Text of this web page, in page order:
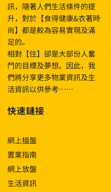
訊，隨著人們生活條件的提
升，對於【食得健康&衣著時
尚】都是較為容易實現及滿
足的。
相對【住】卻是大部份人奮
鬥的目標及夢想。因此，我
們將分享更多物業資訊及生
活資訊以供參考……
快速鏈接
網上搵盤
置業指南
網上放盤
生活資訊